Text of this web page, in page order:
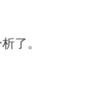
了。